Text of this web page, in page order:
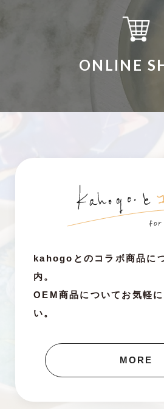
ONLINE
kahogoとのコラボ商品に
内。
OEM商品についてお気軽
い。
MORE